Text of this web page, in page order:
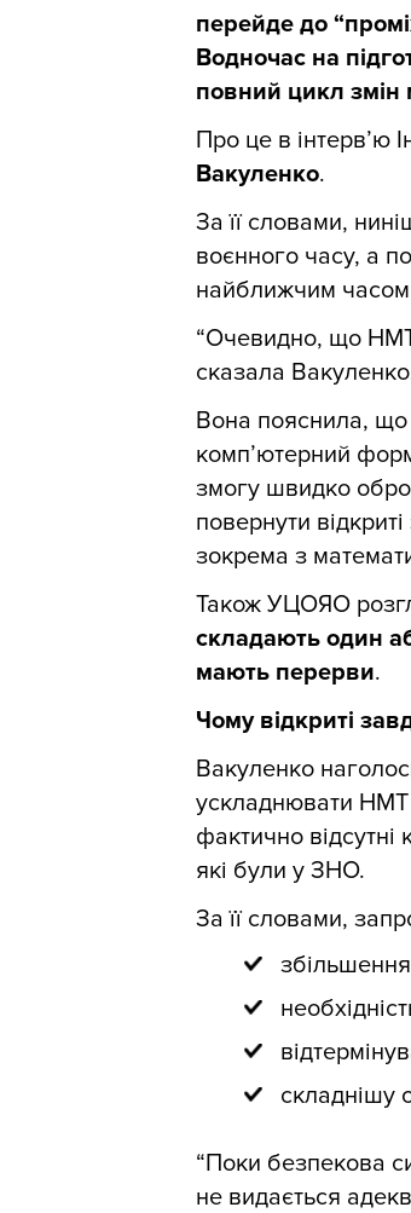
перейде до
Водночас на
повний цикл змін
Про це в інтерв’ю
Вакуленко.
За її словами,
воєнного часу, а
найближчим
“Очевидно, що
сказала
Вона пояснила, що
комп’ютерний
змогу швидко
повернути
зокрема з
Також УЦОЯО
складають один
мають перерви.
Чому відкриті
Вакуленко
ускладнювати НМТ
фактично
які були у ЗНО.
За її словами,
складнішу
“Поки безпекова
не видається